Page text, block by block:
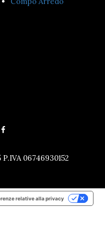
06746930152
relative alla privacy